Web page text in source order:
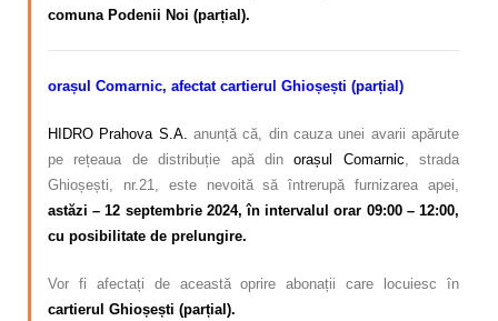
comuna Podenii Noi (parțial).
orașul Comarnic, afectat cartierul Ghioșești (parțial)
HIDRO Prahova S.A. anunță că, din cauza unei avarii apărute
pe rețeaua de distribuție apă dinorașul Comarnic , strada
Ghioșești, nr.21, este nevoită să întrerupă furnizarea apei,
astăzi – 12 septembrie 2024, în intervalul orar 09:00 – 12:00,
cu posibilitate de prelungire.
Vor fi afectați de această oprire abonații care locuiesc în
cartierul Ghioșești (parțial).